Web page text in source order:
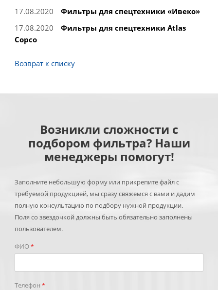
17.08.2020
Фильтры для спецтехники «Ивеко»
17.08.2020
Фильтры для спецтехники Atlas
Copco
Возврат к списку
Возникли сложности с
подбором фильтра? Наши
менеджеры помогут!
Заполните небольшую форму или прикрепите файл с
требуемой продукцией, мы сразу свяжемся с вами и дадим
полную консультацию по подбору нужной продукции.
Поля со звездочкой должны быть обязательно заполнены
пользователем.
ФИО*
Телефон *